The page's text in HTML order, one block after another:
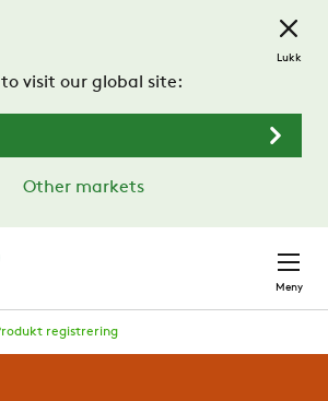
visit our global site:
Other markets
Lukk
Meny
registrering